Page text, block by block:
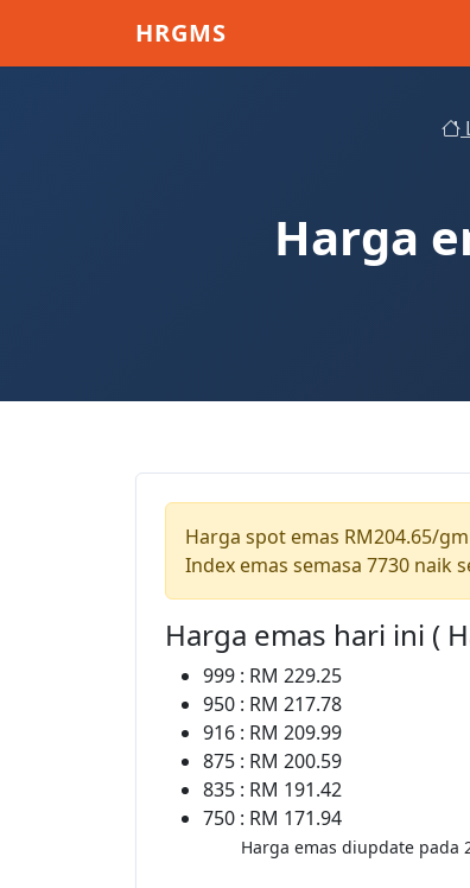
HRGMS
Harga
Harga spot emas RM204.65/
Index emas semasa 7730 naik
Harga emas hari ini (
999 : RM 229.25
950 : RM 217.78
916 : RM 209.99
875 : RM 200.59
835 : RM 191.42
750 : RM 171.94
Harga emas diupdate pada